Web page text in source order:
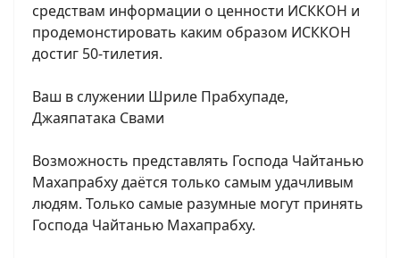
средствам информации о ценности ИСККОН и
продемонстировать каким образом ИСККОН
достиг 50-тилетия.
Ваш в служении Шриле Прабхупаде,
Джаяпатака Свами
Возможность представлять Господа Чайтанью
Махапрабху даётся только самым удачливым
людям. Только самые разумные могут принять
Господа Чайтанью Махапрабху.